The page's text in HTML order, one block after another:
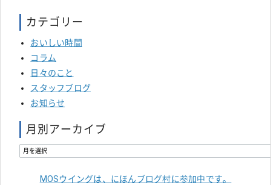
カテゴリー
おいしい時間
コラム
日々のこと
スタッフブログ
お知らせ
月別アーカイブ
MOSウイングは、にほんブログ村に参加中です。